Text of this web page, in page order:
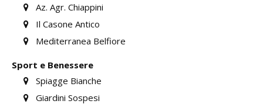
Az. Agr. Chiappini
Il Casone Antico
Mediterranea Belfiore
Sport e Benessere
Spiagge Bianche
Giardini Sospesi